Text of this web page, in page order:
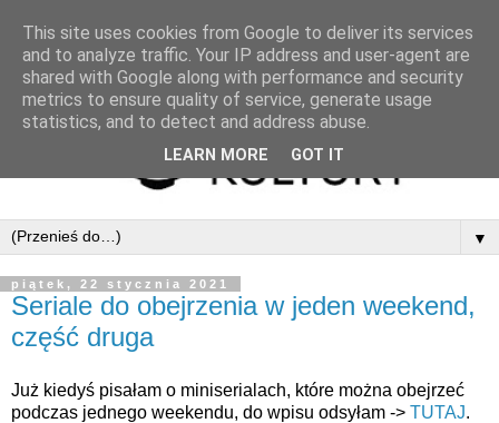
▼
piątek, 22 stycznia 2021
Seriale do obejrzenia w jeden weekend,
część druga
Już kiedyś pisałam o miniserialach, które można obejrzeć
podczas jednego weekendu, do wpisu odsyłam -> TUTAJ.
This site uses cookies from Google to deliver its services
and to analyze traffic. Your IP address and user-agent are
shared with Google along with performance and security
metrics to ensure quality of service, generate usage
statistics, and to detect and address abuse.
LEARN MORE GOT IT